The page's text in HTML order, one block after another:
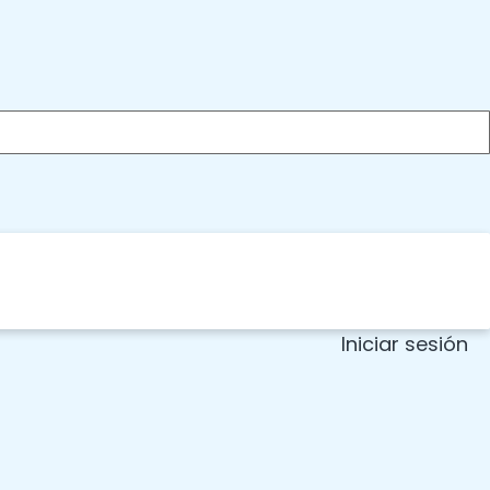
Iniciar sesión